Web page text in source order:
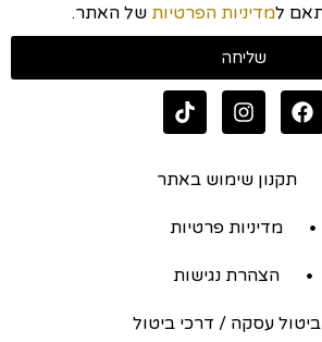
מדיניות הפרטיות של האתר.
שליחה
תקנון שימוש באתר
מדיניות פרטיות
הצהרת נגישות
ביטול עסקה / דרכי ביטול